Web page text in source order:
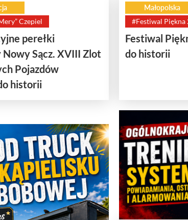
Czepiel
perełki
Nowy Sącz. XVIII Zlot
Pojazdów
historii
Małopolska
#Festiwal Piękna
Festiwal
do historii